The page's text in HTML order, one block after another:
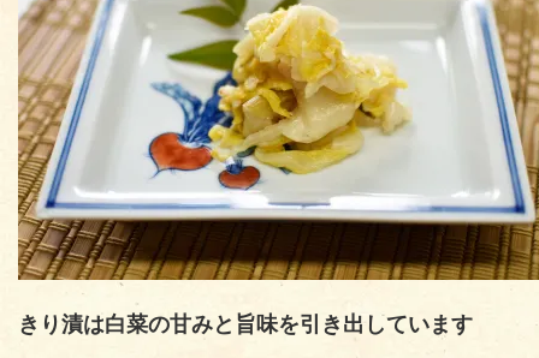
きり漬は白菜の甘みと旨味を引き出しています